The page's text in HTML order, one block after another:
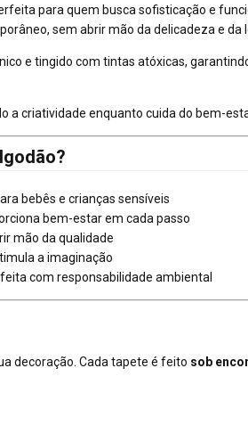
para quem busca sofisticação e
sem abrir mão da delicadeza e da
e tingido com tintas atóxicas,
a criatividade enquanto cuida do bem-
bebês e crianças sensíveis
bem-estar em cada passo
mão da qualidade
a imaginação
com responsabilidade ambiental
decoração. Cada tapete é feito sob